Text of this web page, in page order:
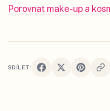
Porovnat make-up a
SDÍLET: